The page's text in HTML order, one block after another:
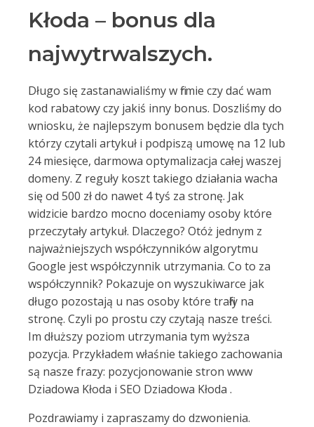
Kłoda – bonus dla
najwytrwalszych.
Długo się zastanawialiśmy w firmie czy dać wam
kod rabatowy czy jakiś inny bonus. Doszliśmy do
wniosku, że najlepszym bonusem będzie dla tych
którzy czytali artykuł i podpiszą umowę na 12 lub
24 miesięce, darmowa optymalizacja całej waszej
domeny. Z reguły koszt takiego działania wacha
się od 500 zł do nawet 4 tyś za stronę. Jak
widzicie bardzo mocno doceniamy osoby które
przeczytały artykuł. Dlaczego? Otóż jednym z
najważniejszych współczynników algorytmu
Google jest współczynnik utrzymania. Co to za
współczynnik? Pokazuje on wyszukiwarce jak
długo pozostają u nas osoby które trafiły na
stronę. Czyli po prostu czy czytają nasze treści.
Im dłuższy poziom utrzymania tym wyższa
pozycja. Przykładem właśnie takiego zachowania
są nasze frazy: pozycjonowanie stron www
Dziadowa Kłoda i SEO Dziadowa Kłoda .
Pozdrawiamy i zapraszamy do dzwonienia.